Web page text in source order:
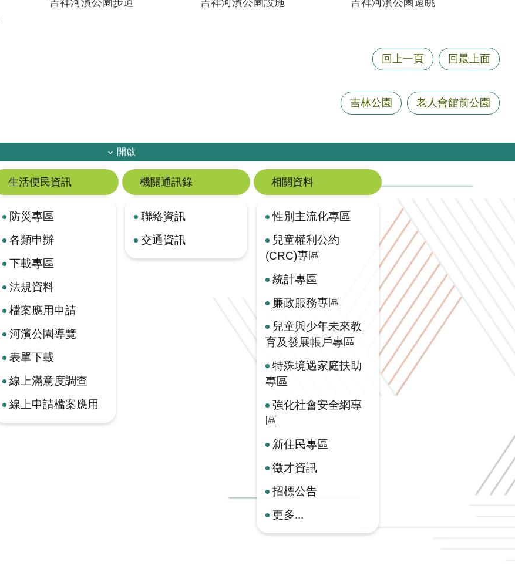
吉祥河濱公園步道 吉祥河濱公園設施
吉祥河濱公園遠眺
回上一頁 回最上面
吉林公園 老人會館前公園
開啟
生活便民資訊
防災專區
各類申辦
下載專區
法規資料
檔案應用申請
河濱公園導覽
表單下載
線上滿意度調查
線上申請檔案應用
機關通訊錄
聯絡資訊
交通資訊
相關資料
性別主流化專區
兒童權利公約
(CRC)專區
統計專區
廉政服務專區
兒童與少年未來教
育及發展帳戶專區
特殊境遇家庭扶助
專區
強化社會安全網專
區
新住民專區
徵才資訊
招標公告
更多...